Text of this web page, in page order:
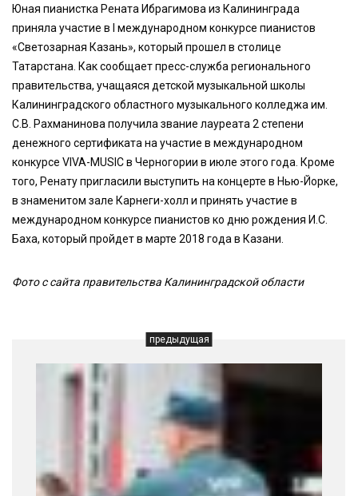
Юная пианистка Рената Ибрагимова из Калининграда
приняла участие в I международном конкурсе пианистов
«Светозарная Казань», который прошел в столице
Татарстана. Как сообщает пресс-служба регионального
правительства, учащаяся детской музыкальной школы
Калининградского областного музыкального колледжа им.
С.В. Рахманинова получила звание лауреата 2 степени
денежного сертификата на участие в международном
конкурсе VIVA-MUSIC в Черногории в июле этого года. Кроме
того, Ренату пригласили выступить на концерте в Нью-Йорке,
в знаменитом зале Карнеги-холл и принять участие в
международном конкурсе пианистов ко дню рождения И.С.
Баха, который пройдет в марте 2018 года в Казани.
Фото с сайта правительства Калининградской области
предыдущая